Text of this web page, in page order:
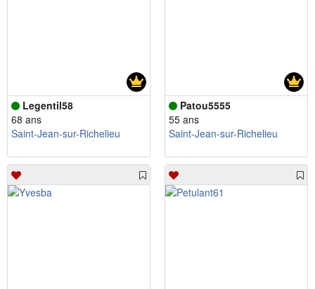
Legentil58
68 ans
Saint-Jean-sur-Richelieu
Patou5555
55 ans
Saint-Jean-sur-Richelieu